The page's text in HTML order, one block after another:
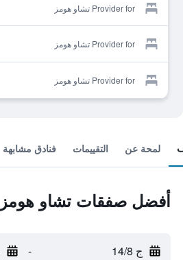
Provider for تشاو هومز
Provider for تشاو هومز
Provider for تشاو هومز
لمحة عن التقييمات فنادق مشابهة
أفضل صفقات تشاو هومز
ج 14/8 -